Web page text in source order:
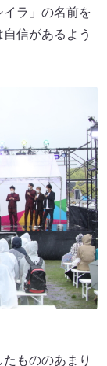
ラ」の名前を
信があるよう
もののあまり